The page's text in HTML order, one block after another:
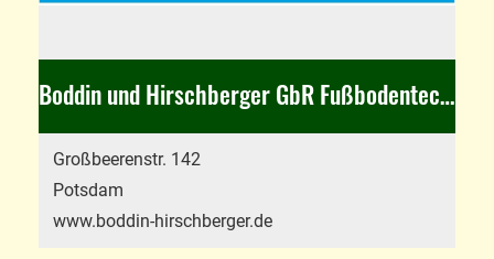
Boddin und Hirschberger GbR Fußbodentechnik
Großbeerenstr. 142
Potsdam
www.boddin-hirschberger.de